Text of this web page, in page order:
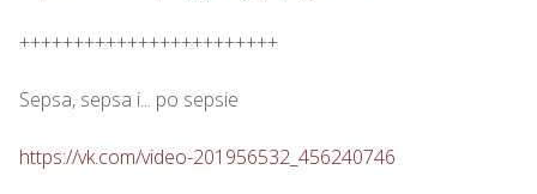
++++++++++++++++++++++++
Sepsa, sepsa i... po sepsie
https://vk.com/video-201956532_456240746